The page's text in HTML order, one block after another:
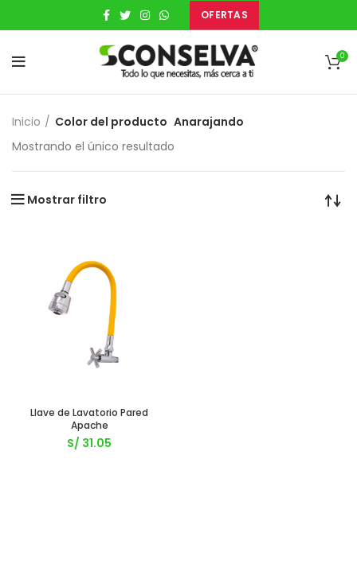
OFERTAS
0
Inicio Color del producto Anarajando
Mostrando el único resultado
Mostrar filtro
Llave de Lavatorio Pared
Apache
S/ 31.05